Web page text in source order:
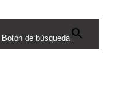
Botón de búsqueda